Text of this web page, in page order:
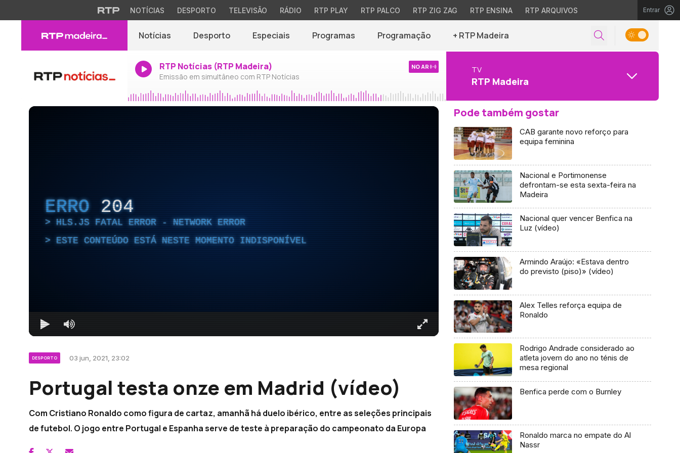
NOTÍCIAS DESPORTO TELEVISÃO RÁDIO RTP PLAY RTP PALCO RTP ZIG ZAG RTP ENSINA RTP ARQUIVOS Entrar
Notícias Desporto Especiais Programas Programação + RTP Madeira
RTP Notícias (RTP Madeira)
Emissão em simultâneo com RTP Notícias
NO AR TV
RTP Madeira
ERRO 204
HLS.JS FATAL ERROR - NETWORK ERROR
ESTE CONTEÚDO ESTÁ NESTE MOMENTO INDISPONÍVEL
DESPORTO 03 jun, 2021, 23:02
Portugal testa onze em Madrid (vídeo)
Com Cristiano Ronaldo como figura de cartaz, amanhã há duelo ibérico, entre as seleções principais
de futebol. O jogo entre Portugal e Espanha serve de teste à preparação do campeonato da Europa
Pode também gostar
CAB garante novo reforço para
equipa feminina
Nacional e Portimonense
defrontam-se esta sexta-feira na
Madeira
Nacional quer vencer Benfica na
Luz (vídeo)
Armindo Araújo: «Estava dentro
do previsto (piso)» (vídeo)
Alex Telles reforça equipa de
Ronaldo
Rodrigo Andrade considerado ao
atleta jovem do ano no ténis de
mesa regional
Benfica perde com o Burnley
Ronaldo marca no empate do Al
Nassr